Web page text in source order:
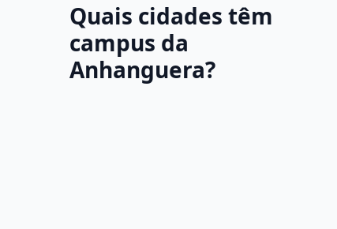
Quais cidades têm
campus da
Anhanguera?